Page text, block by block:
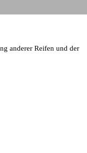
anderer Reifen und der